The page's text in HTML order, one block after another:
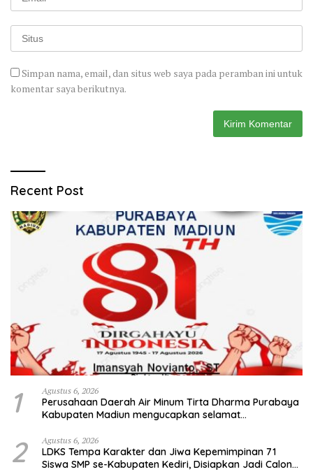
Simpan nama, email, dan situs web saya pada peramban ini untuk
komentar saya berikutnya.
Recent Post
1 Agustus 6, 2026
Perusahaan Daerah Air Minum Tirta Dharma Purabaya
Kabupaten Madiun mengucapkan selamat
2 Agustus 6, 2026
LDKS Tempa Karakter dan Jiwa Kepemimpinan 71
Siswa SMP se-Kabupaten Kediri, Disiapkan Jadi Calon